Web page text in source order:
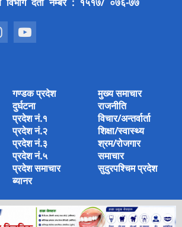
गण्डक प्रदेश
दुर्घटना
प्रदेश नं.१
प्रदेश नं.२
प्रदेश नं.३
प्रदेश नं.५
प्रदेश समाचार
ब्यानर
मुख्य समाचार
राजनीति
विचार/अन्तर्वार्ता
शिक्षा/स्वास्थ्य
श्रम/रोजगार
समाचार
सुदुरपश्चिम प्रदेश